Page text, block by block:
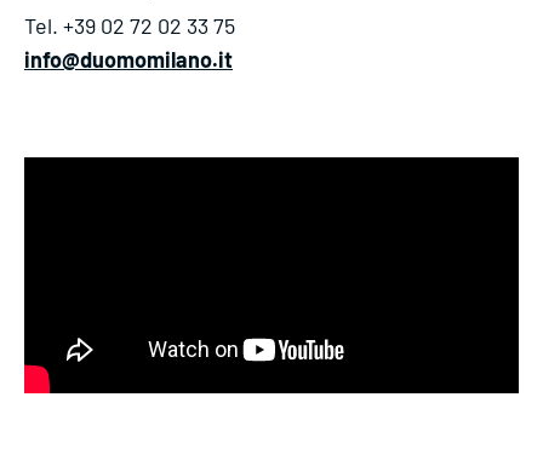
Tel. +39 02 72 02 33 75
info@duomomilano.it